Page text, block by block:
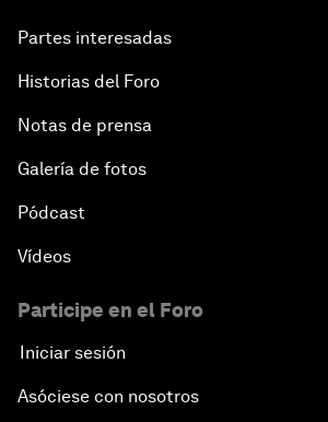
Partes interesadas
Historias del Foro
Notas de prensa
Galería de fotos
Pódcast
Vídeos
Participe en el Foro
Iniciar sesión
Asóciese con nosotros